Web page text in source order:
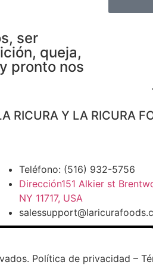
ser
queja,
pronto nos
RICURA Y LA RICURA
Teléfono: (516) 932-5756
Dirección151 Alkier st
NY 11717, USA
Política de privacidad –